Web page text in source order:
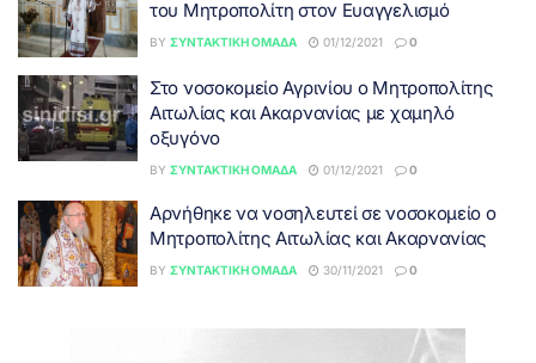
του Μητροπολίτη στον Ευαγγελισμό
BY ΣΥΝΤΑΚΤΙΚΉ ΟΜΆΔΑ 01/12/2021 0
Στο νοσοκομείο Αγρινίου ο Μητροπολίτης
Αιτωλίας και Ακαρνανίας με χαμηλό
οξυγόνο
BY ΣΥΝΤΑΚΤΙΚΉ ΟΜΆΔΑ 01/12/2021 0
Αρνήθηκε να νοσηλευτεί σε νοσοκομείο ο
Μητροπολίτης Αιτωλίας και Ακαρνανίας
BY ΣΥΝΤΑΚΤΙΚΉ ΟΜΆΔΑ 30/11/2021 0